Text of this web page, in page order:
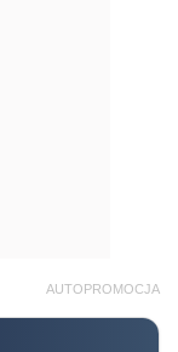
AUTOPROMOCJA